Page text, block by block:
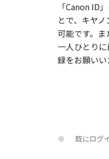
「Canon ID
とで、キヤ
可能です。
一人ひとり
録をお願い
※ 既にログ